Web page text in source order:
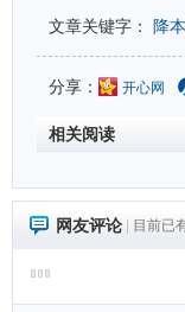
文章关键字： 降
分享： 开心网
相关阅读
网友评论 目前已